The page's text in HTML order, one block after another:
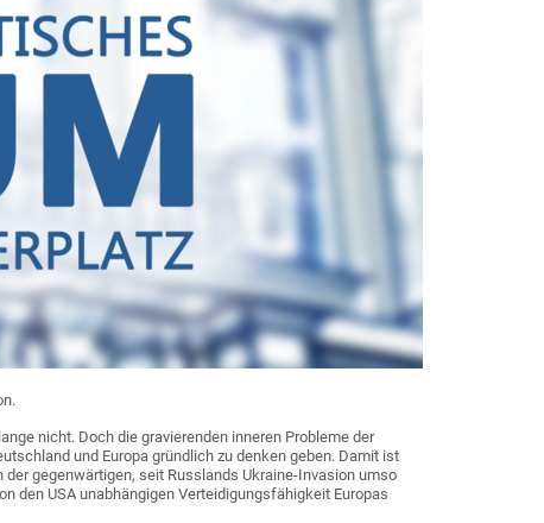
nicht. Doch die gravierenden inneren Probleme der
und Europa gründlich zu denken geben. Damit ist
gegenwärtigen, seit Russlands Ukraine-Invasion umso
den USA unabhängigen Verteidigungsfähigkeit Europas